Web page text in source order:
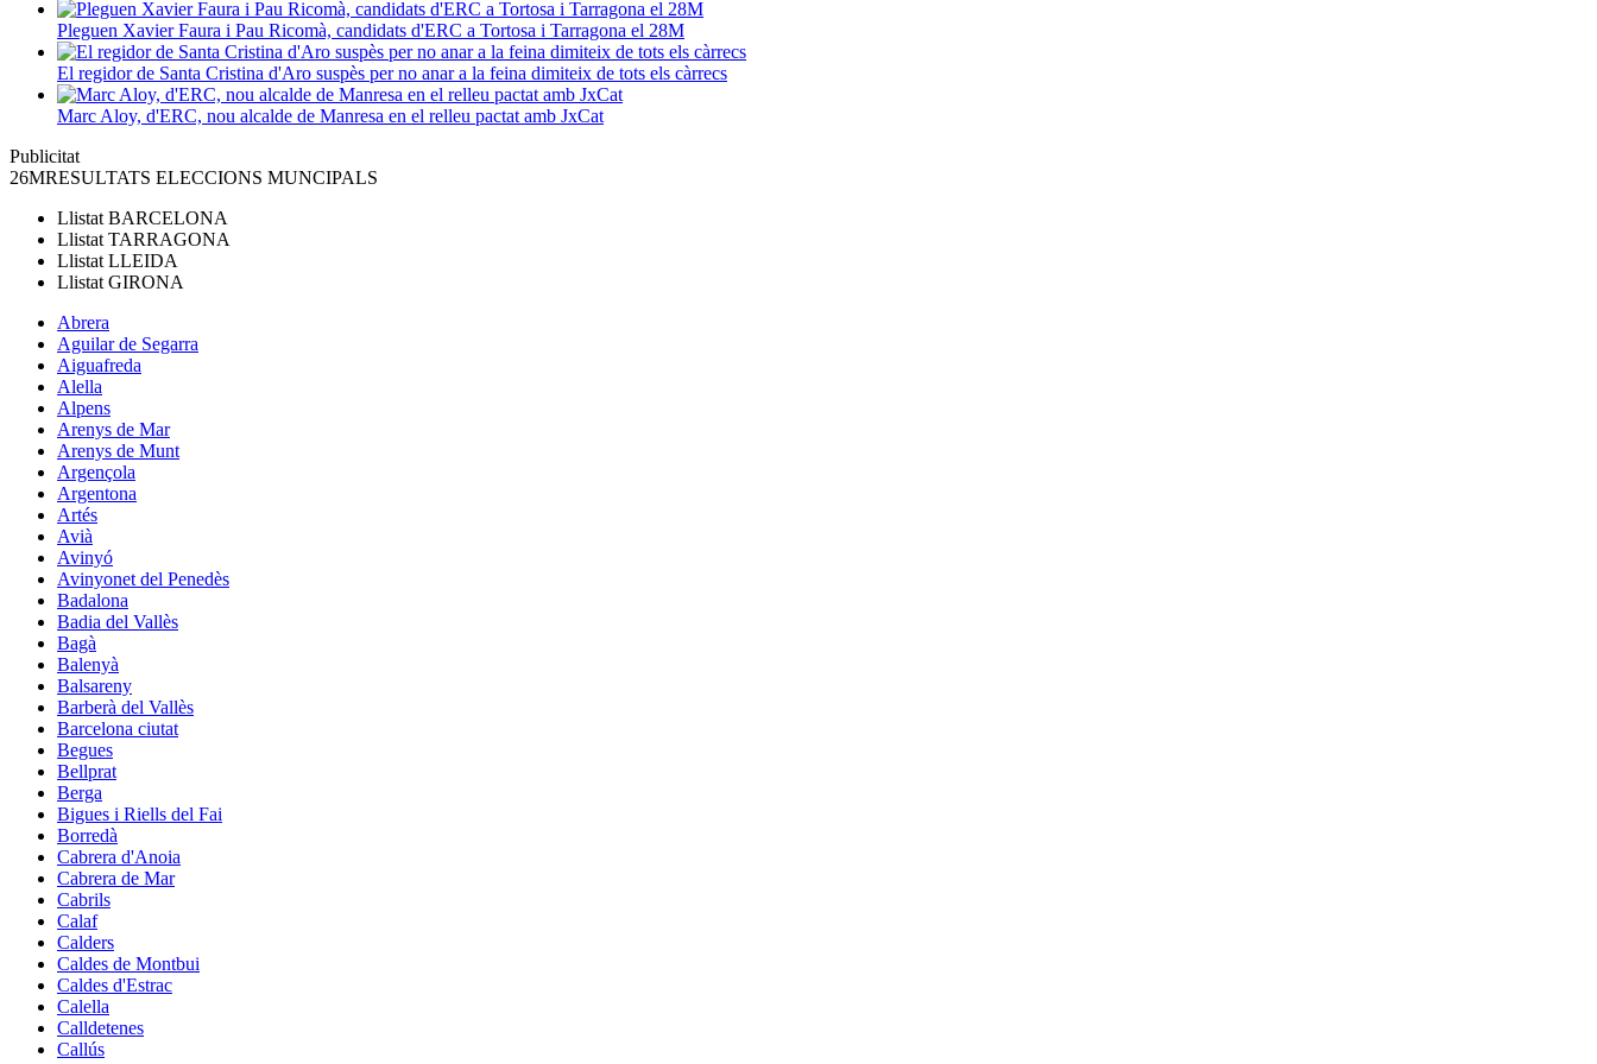
Pleguen Xavier Faura i Pau Ricomà, candidats d'ERC a Tortosa i Tarragona el 28M
El regidor de Santa Cristina d'Aro suspès per no anar a la feina dimiteix de tots els càrrecs
Marc Aloy, d'ERC, nou alcalde de Manresa en el relleu pactat amb JxCat
Publicitat
26MRESULTATS ELECCIONS MUNCIPALS
Llistat BARCELONA
Llistat TARRAGONA
Llistat LLEIDA
Llistat GIRONA
Abrera
Aguilar de Segarra
Aiguafreda
Alella
Alpens
Arenys de Mar
Arenys de Munt
Argençola
Argentona
Artés
Avià
Avinyó
Avinyonet del Penedès
Badalona
Badia del Vallès
Bagà
Balenyà
Balsareny
Barberà del Vallès
Barcelona ciutat
Begues
Bellprat
Berga
Bigues i Riells del Fai
Borredà
Cabrera d'Anoia
Cabrera de Mar
Cabrils
Calaf
Calders
Caldes de Montbui
Caldes d'Estrac
Calella
Calldetenes
Callús